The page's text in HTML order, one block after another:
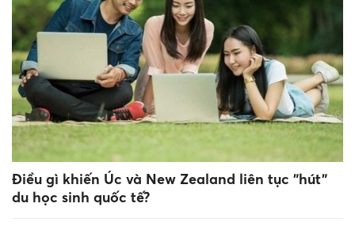
Điều gì khiến Úc và New Zealand liên tục "hút"
du học sinh quốc tế?